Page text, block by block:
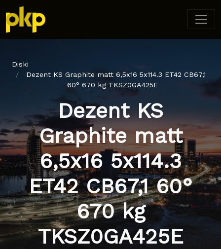
Diski
Dezent KS Graphite matt 6,5x16 5x114.3 ET42 CB67,1
60° 670 kg TKSZ0GA425E
Dezent KS
Graphite matt
6,5x16 5x114.3
ET42 CB67,1 60°
670 kg
TKSZ0GA425E